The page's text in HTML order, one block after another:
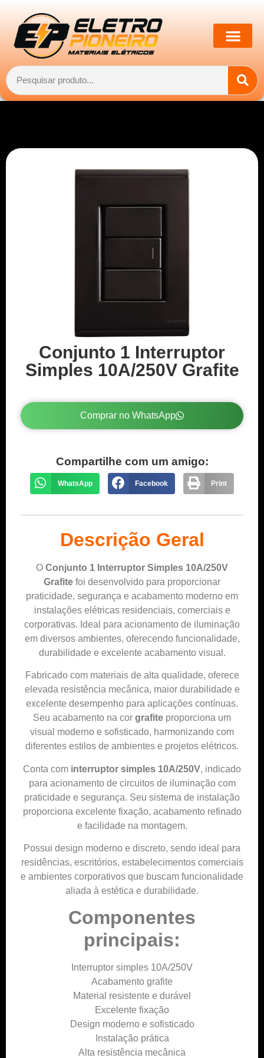
Conjunto 1 Interruptor
Simples 10A/250V Grafite
Comprar no WhatsApp
Compartilhe com um amigo:
WhatsApp Facebook Print
Descrição Geral
O Conjunto 1 Interruptor Simples 10A/250V
Grafite foi desenvolvido para proporcionar
praticidade, segurança e acabamento moderno em
instalações elétricas residenciais, comerciais e
corporativas. Ideal para acionamento de iluminação
em diversos ambientes, oferecendo funcionalidade,
durabilidade e excelente acabamento visual.
Fabricado com materiais de alta qualidade, oferece
elevada resistência mecânica, maior durabilidade e
excelente desempenho para aplicações contínuas.
Seu acabamento na cor grafite proporciona um
visual moderno e sofisticado, harmonizando com
diferentes estilos de ambientes e projetos elétricos.
Conta com interruptor simples 10A/250V, indicado
para acionamento de circuitos de iluminação com
praticidade e segurança. Seu sistema de instalação
proporciona excelente fixação, acabamento refinado
e facilidade na montagem.
Possui design moderno e discreto, sendo ideal para
residências, escritórios, estabelecimentos comerciais
e ambientes corporativos que buscam funcionalidade
aliada à estética e durabilidade.
Componentes
principais:
Interruptor simples 10A/250V
Acabamento grafite
Material resistente e durável
Excelente fixação
Design moderno e sofisticado
Instalação prática
Alta resistência mecânica